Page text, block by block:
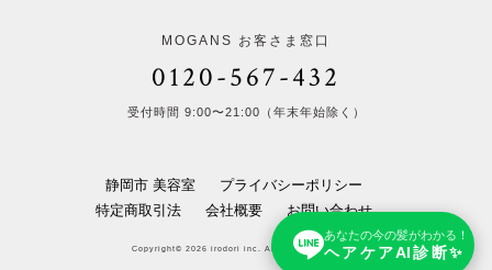
あなたの今の髪がわかる！
ヘアケアAI診断✨
MOGANS お客さま窓口
0120-567-432
受付時間 9:00〜21:00（年末年始除く）
静岡市 美容室
プライバシーポリシー
特定商取引法
会社概要 お問い合わせ
Copyright© 2026 irodori inc. All Rights Reserved.